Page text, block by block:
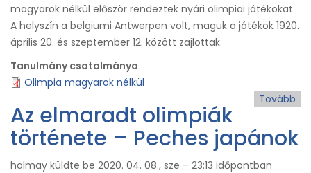
magyarok nélkül először rendeztek nyári olimpiai játékokat.
A helyszín a belgiumi Antwerpen volt, maguk a játékok 1920.
április 20. és szeptember 12. között zajlottak.
Tanulmány csatolmánya
Olimpia magyarok nélkül
Tovább
Az elmaradt olimpiák
története – Peches japánok
halmay küldte be 2020. 04. 08., sze – 23:13 időpontban